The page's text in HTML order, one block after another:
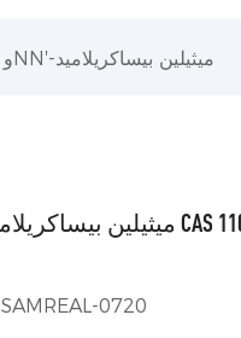
N، N′-ميثيلين بيساكريلاميد رقم CAS 110-26-9 - 110-26-9 وNN′-ميثيلين بيساكريلاميد
SAMREAL-0720